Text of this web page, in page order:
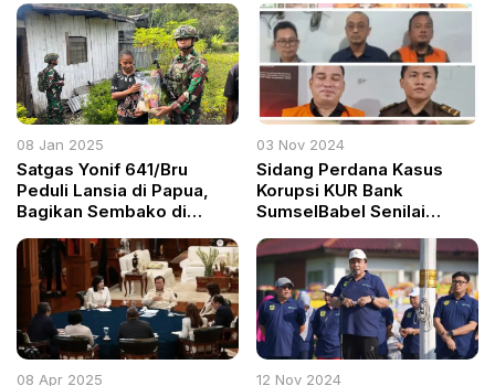
08 Jan 2025
Satgas Yonif 641/Bru
Peduli Lansia di Papua,
Bagikan Sembako di
03 Nov 2024
Sidang Perdana Kasus
Korupsi KUR Bank
SumselBabel Senilai
di PN Pangkalpinang
08 Apr 2025 12 Nov 2024